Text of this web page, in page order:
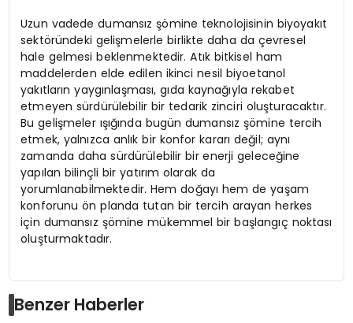
Uzun vadede dumansız şömine teknolojisinin biyoyakıt
sektöründeki gelişmelerle birlikte daha da çevresel
hale gelmesi beklenmektedir. Atık bitkisel ham
maddelerden elde edilen ikinci nesil biyoetanol
yakıtların yaygınlaşması, gıda kaynağıyla rekabet
etmeyen sürdürülebilir bir tedarik zinciri oluşturacaktır.
Bu gelişmeler ışığında bugün dumansız şömine tercih
etmek, yalnızca anlık bir konfor kararı değil; aynı
zamanda daha sürdürülebilir bir enerji geleceğine
yapılan bilinçli bir yatırım olarak da
yorumlanabilmektedir. Hem doğayı hem de yaşam
konforunu ön planda tutan bir tercih arayan herkes
için dumansız şömine mükemmel bir başlangıç noktası
oluşturmaktadır.
Benzer Haberler